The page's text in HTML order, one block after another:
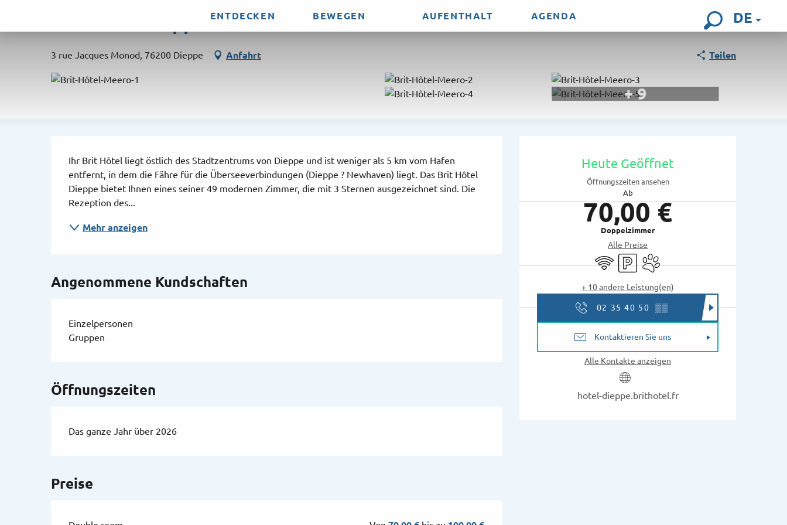
contenu
DE
ENTDECKEN BEWEGEN AUFENTHALT AGENDA
3 rue Jacques Monod, 76200 Dieppe Anfahrt Teilen
+ 9
Öffnungszeiten &
Heute Geöffnet
Öffnungszeiten ansehen
Ab
70,00 €
Doppelzimmer
Alle Preise
Wi-Fi ParkplatzTiere erlaubt
+ 10 andere Leistung(en)
02 35 40 50 ▒▒
Kontaktieren Sie uns
Alle Kontakte anzeigen
hotel-dieppe.brithotel.fr
Beschreibung
Ihr Brit Hôtel liegt östlich des Stadtzentrums von Dieppe und ist weniger als 5 km vom Hafen
entfernt, in dem die Fähre für die Überseeverbindungen (Dieppe ? Newhaven) liegt. Das Brit Hôtel
Dieppe bietet Ihnen eines seiner 49 modernen Zimmer, die mit 3 Sternen ausgezeichnet sind. Die
Rezeption des...
Mehr anzeigen
Preise
Angenommene Kundschaften
Einzelpersonen
Gruppen
Öffnungszeiten
Das ganze Jahr über 2026